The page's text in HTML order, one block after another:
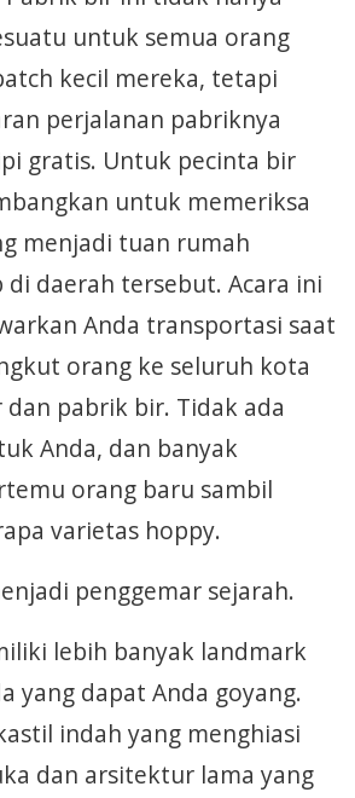
untuk semua orang
kecil mereka, tetapi
perjalanan pabriknya
gratis. Untuk pecinta bir
untuk memeriksa
menjadi tuan rumah
daerah tersebut. Acara ini
Anda transportasi saat
orang ke seluruh kota
dan pabrik bir. Tidak ada
Anda, dan banyak
orang baru sambil
varietas hoppy.
penggemar sejarah.
lebih banyak landmark
yang dapat Anda goyang.
indah yang menghiasi
dan arsitektur lama yang